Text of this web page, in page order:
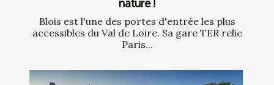
nature !
Blois est l'une des portes d'entrée les plus
accessibles du Val de Loire. Sa gare TER relie
Paris...